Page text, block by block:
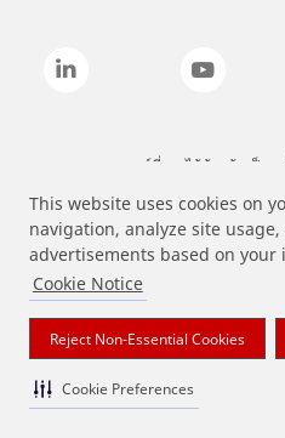
This website uses cookies on
navigation, analyze site
advertisements based on your
Cookie Notice
Reject Non-Essential Cookies
Cookie Preferences
แบรนด์ที่ระบุไว้ข้างต้นเป็น